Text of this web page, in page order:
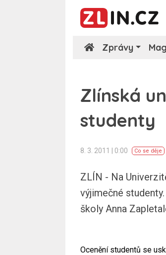
Zprávy
Zlínská
studenty
8. 3. 2011 | 0:00 Co se děje
ZLÍN - Na
výjimečné
školy Anna
Ocenění studentů se